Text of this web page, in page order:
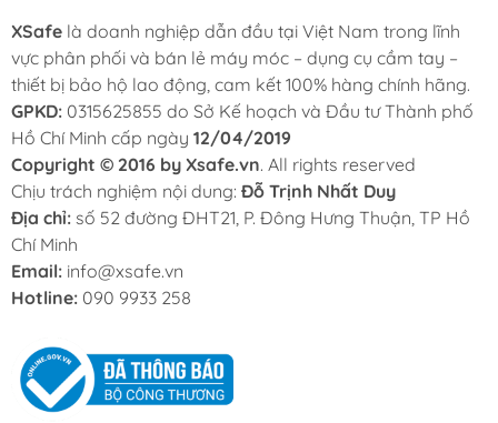
XSafe là doanh nghiệp dẫn đầu tại Việt Nam trong lĩnh
vực phân phối và bán lẻ máy móc – dụng cụ cầm tay –
thiết bị bảo hộ lao động, cam kết 100% hàng chính hãng.
GPKD: 0315625855 do Sở Kế hoạch và Đầu tư Thành phố
Hồ Chí Minh cấp ngày 12/04/2019
Copyright © 2016 by Xsafe.vn. All rights reserved
Chịu trách nghiệm nội dung: Đỗ Trịnh Nhất Duy
Địa chỉ: số 52 đường ĐHT21, P. Đông Hưng Thuận, TP Hồ
Chí Minh
Email: info@xsafe.vn
Hotline: 090 9933 258